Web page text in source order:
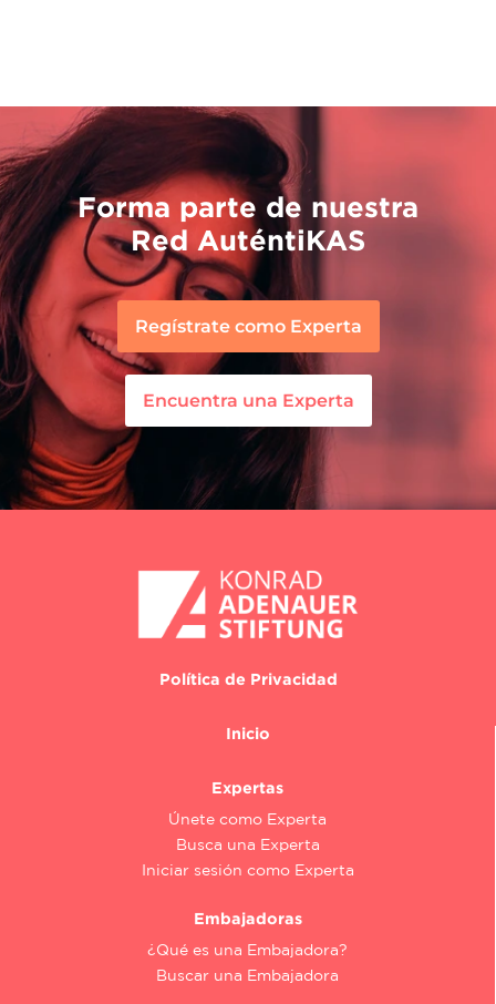
Forma parte de nuestra
Red AuténtiKAS
Regístrate como Experta
Encuentra una Experta
Política de Privacidad
Inicio
Expertas
Únete como Experta
Busca una Experta
Iniciar sesión como Experta
Embajadoras
¿Qué es una Embajadora?
Buscar una Embajadora